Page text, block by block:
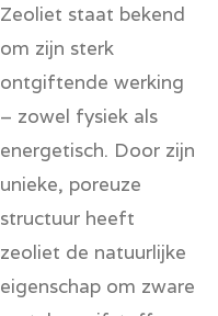
Zeoliet staat bekend
om zijn sterk
ontgiftende werking
– zowel fysiek als
energetisch. Door zijn
unieke, poreuze
structuur heeft
zeoliet de natuurlijke
eigenschap om zware